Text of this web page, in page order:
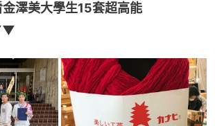
美大學生15套超高能